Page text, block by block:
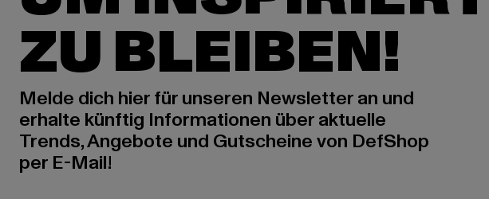
ZU BLEIBEN!
Melde dich hier für unseren Newsletter an und
erhalte künftig Informationen über aktuelle
Trends, Angebote und Gutscheine von DefShop
per E-Mail!